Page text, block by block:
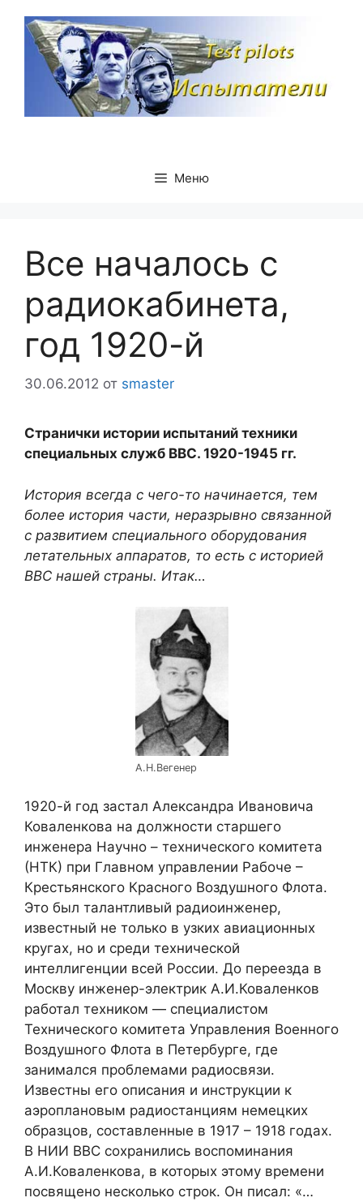
содержимому
Меню
Все началось с
радиокабинета,
год 1920-й
30.06.2012 от smaster
Странички истории испытаний техники
специальных служб ВВС. 1920-1945 гг.
История всегда с чего-то начинается, тем
более история части, неразрывно связанной
с развитием специального оборудования
летательных аппаратов, то есть с историей
ВВС нашей страны. Итак…
А.Н.Вегенер
1920-й год застал Александра Ивановича
Коваленкова на должности старшего
инженера Научно – технического комитета
(НТК) при Главном управлении Рабоче –
Крестьянского Красного Воздушного Флота.
Это был талантливый радиоинженер,
известный не только в узких авиационных
кругах, но и среди технической
интеллигенции всей России. До переезда в
Москву инженер-электрик А.И.Коваленков
работал техником — специалистом
Технического комитета Управления Военного
Воздушного Флота в Петербурге, где
занимался проблемами радиосвязи.
Известны его описания и инструкции к
аэроплановым радиостанциям немецких
образцов, составленные в 1917 – 1918 годах.
В НИИ ВВС сохранились воспоминания
А.И.Коваленкова, в которых этому времени
посвящено несколько строк. Он писал: «…